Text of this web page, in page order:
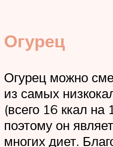
Огурец
Огурец можно
из самых
(всего 16 ккал на
поэтому он
многих диет.